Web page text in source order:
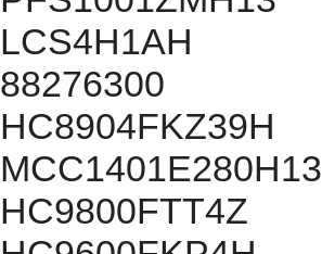
LCS4H1AH
88276300
HC8904FKZ39H
MCC1401E280H13
HC9800FTT4Z